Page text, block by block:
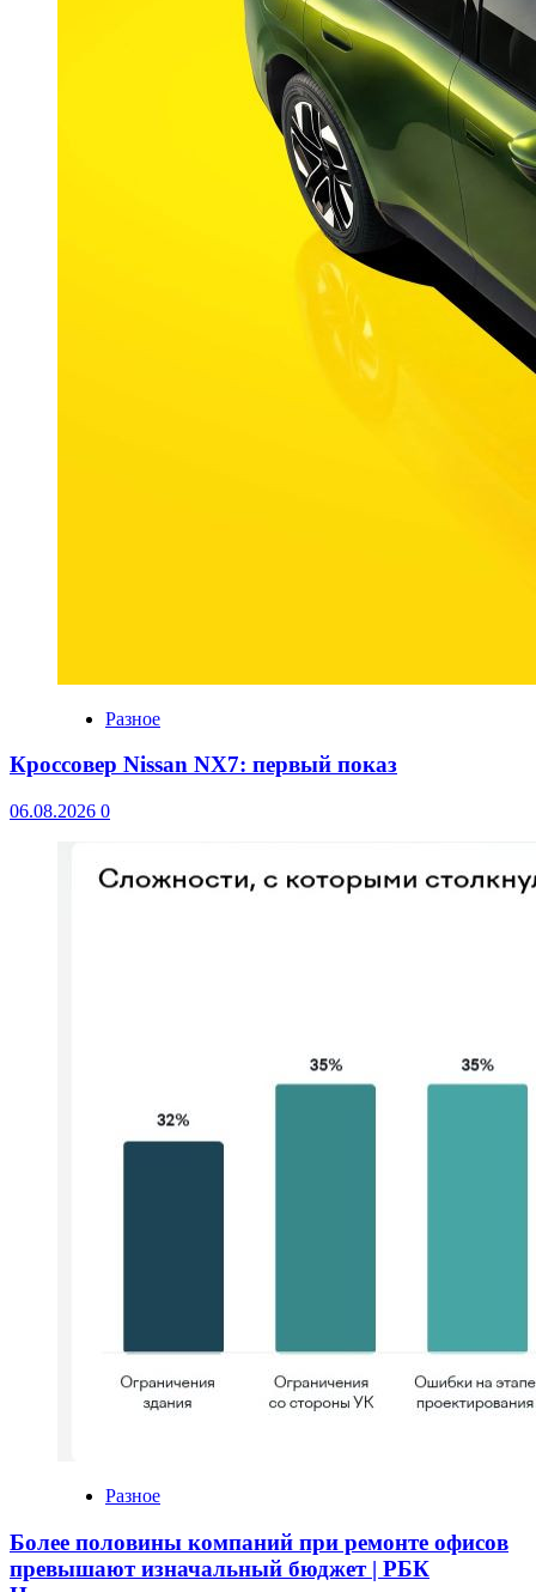
Разное
Кроссовер Nissan NX7: первый показ
06.08.2026 0
Разное
Более половины компаний при ремонте офисов
превышают изначальный бюджет | РБК